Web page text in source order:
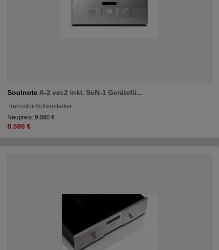
Soulnote A-2 ver.2 inkl. SoN-1 Gerätefü...
Transistor-Vollverstärker
Neupreis: 9.080 €
8.590 €